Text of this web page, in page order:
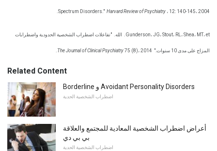
Spectrum Disorders." Harvard Review of Psychiatry ، 12: 140-145، 2004.
Gunderson، JG، Stout، RL، Shea، MT، et. الله. "تفاعلات اضطراب الشخصية الحدودية واضطرابات
المزاج على مدى 10 سنوات." The Journal of Clinical Psychiatry75 (8)، 2014.
Related Content
Borderline و Avoidant Personality Disorders
اضطراب الشخصية الحدية
أعراض اضطراب الشخصية المعادية للمجتمع والعلاقة
بي بي دي
اضطراب الشخصية الحدية